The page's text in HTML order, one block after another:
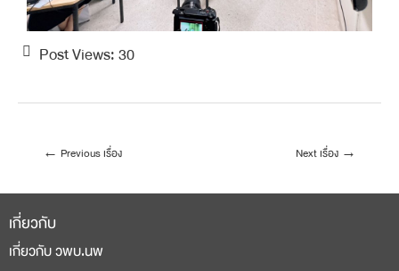
Post Views:30
← Previous เรื่อง Next เรื่อง →
เกี่ยวกับ
เกี่ยวกับ วพบ.นพ